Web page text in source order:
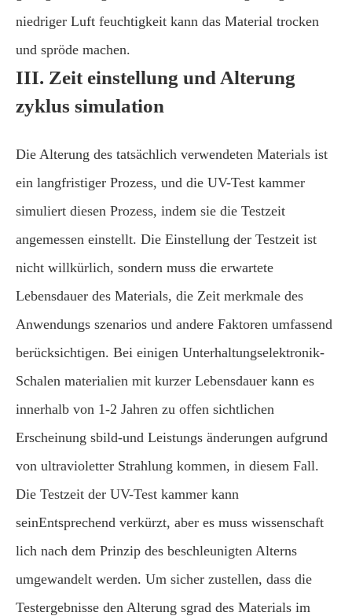
niedriger Luft feuchtigkeit kann das Material trocken
und spröde machen.
III. Zeit einstellung und Alterung
zyklus simulation
Die Alterung des tatsächlich verwendeten Materials ist
ein langfristiger Prozess, und die UV-Test kammer
simuliert diesen Prozess, indem sie die Testzeit
angemessen einstellt. Die Einstellung der Testzeit ist
nicht willkürlich, sondern muss die erwartete
Lebensdauer des Materials, die Zeit merkmale des
Anwendungs szenarios und andere Faktoren umfassend
berücksichtigen. Bei einigen Unterhaltungselektronik-
Schalen materialien mit kurzer Lebensdauer kann es
innerhalb von 1-2 Jahren zu offen sichtlichen
Erscheinung sbild-und Leistungs änderungen aufgrund
von ultravioletter Strahlung kommen, in diesem Fall.
Die Testzeit der UV-Test kammer kann
seinEntsprechend verkürzt, aber es muss wissenschaft
lich nach dem Prinzip des beschleunigten Alterns
umgewandelt werden. Um sicher zustellen, dass die
Testergebnisse den Alterung sgrad des Materials im